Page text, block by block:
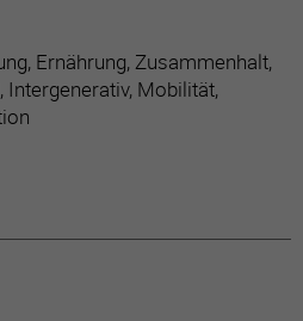
Ernährung, Zusammenhalt,
Intergenerativ, Mobilität,